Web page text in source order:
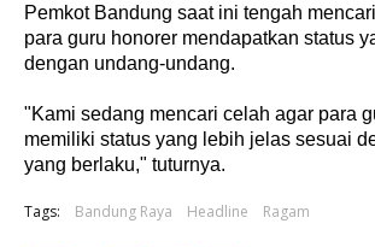
Pemkot Bandung saat ini tengah
para guru honorer mendapatkan status
dengan undang-undang.
"Kami sedang mencari celah agar para
memiliki status yang lebih jelas sesuai
yang berlaku," tuturnya.
Tags: Bandung Raya Headline Ragam